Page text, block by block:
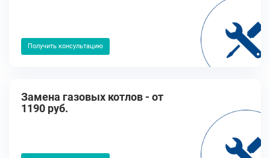
Получить консультацию
Замена газовых котлов - от
1190 руб.